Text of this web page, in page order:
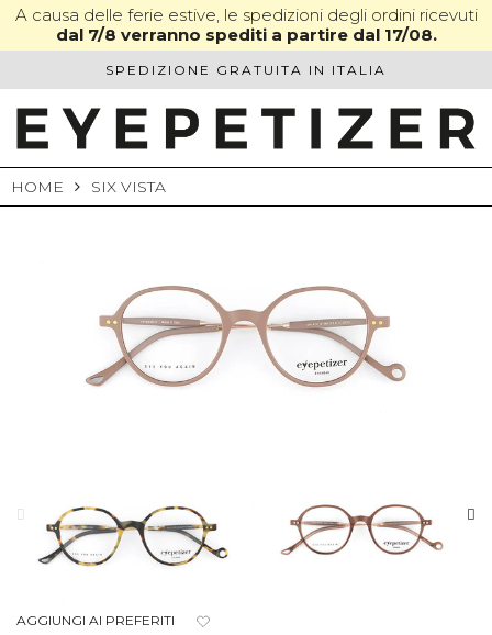
SkipA causa delle ferie estive, le spedizioni degli ordini ricevuti
dal 7/8 verranno spediti a partire dal 17/08.
SPEDIZIONE GRATUITA IN ITALIA
HOME SIX VISTA
AGGIUNGI AI PREFERITI